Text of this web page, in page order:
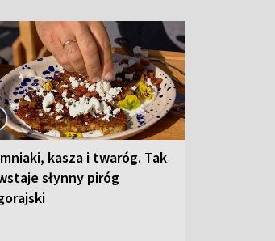
kasza i twaróg. Tak
słynny piróg